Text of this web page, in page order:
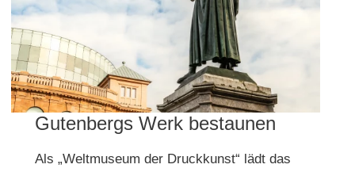
Gutenbergs Werk bestaunen
Als „Weltmuseum der Druckkunst“ lädt das